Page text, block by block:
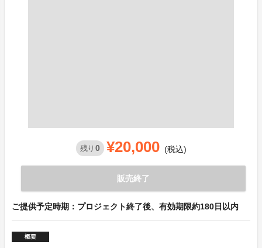
残り 0 ¥20,000 (税込)
販売終了
ご提供予定時期：プロジェクト終了後、有効期限約180日以内
概要